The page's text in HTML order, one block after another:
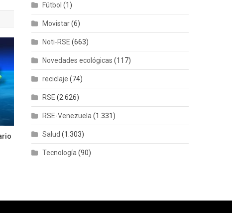
Fútbol (1)
Movistar(6)
Noti-RSE (663)
Novedades ecológicas (117)
reciclaje (74)
RSE (2.626)
RSE-Venezuela (1.331)
Salud (1.303)
Tecnología (90)